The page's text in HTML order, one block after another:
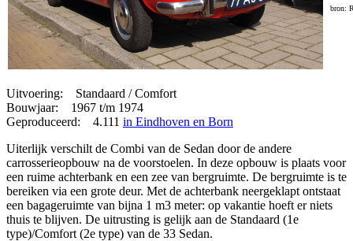
bron:
Uitvoering: Standaard / Comfort
Bouwjaar: 1967 t/m 1974
Geproduceerd: 4.111 in Eindhoven en Born
Uiterlijk verschilt de Combi van de Sedan door de andere
carrosserieopbouw na de voorstoelen. In deze opbouw is plaats voor
een ruime achterbank en een zee van bergruimte. De bergruimte is te
bereiken via een grote deur. Met de achterbank neergeklapt ontstaat
een bagageruimte van bijna 1 m3 meter: op vakantie hoeft er niets
thuis te blijven. De uitrusting is gelijk aan de Standaard (1e
type)/Comfort (2e type) van de 33 Sedan.